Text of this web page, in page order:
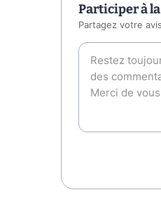
Participer à
Partagez votre